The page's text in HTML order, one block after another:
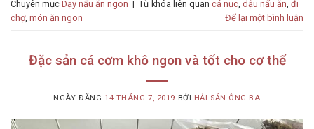
Chuyên mục Dạy nấu ăn ngon | Từ khóa liên quan cá nục dậu nấu ăn đi
chợ, món ăn ngon Để lại một bình luận
Đặc sản cá cơm khô ngon và tốt cho cơ thể
NGÀY ĐĂNG 14 THÁNG 7, 2019 BỞI HẢI SẢN ÔNG BA